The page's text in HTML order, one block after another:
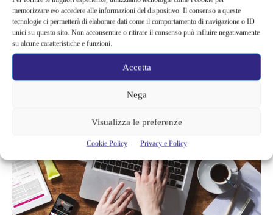
memorizzare e/o accedere alle informazioni del dispositivo. Il consenso a queste
tecnologie ci permetterà di elaborare dati come il comportamento di navigazione o ID
unici su questo sito. Non acconsentire o ritirare il consenso può influire negativamente
su alcune caratteristiche e funzioni.
Accetta
Nega
Visualizza le preferenze
Cookie Policy Privacy e Policy
step che devi superare: prima di tutto comprarti una pianta, se riesci a
farla vivere allora puoi passare a un animale, se sei in grado di
occuparti di lui allora sei pronto per prenderti cura di un essere umano.
Da oggi però, tra l’animale e...